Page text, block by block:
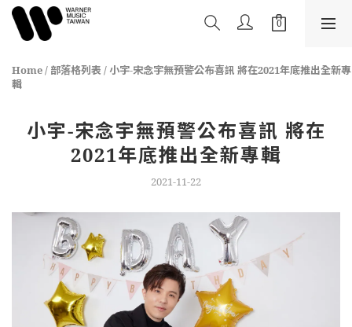
Home/ 部落格列表 / 小宇-宋念宇無預警公布喜訊 將在2021年底推出全新專
輯
小宇-宋念宇無預警公布喜訊 將在
2021年底推出全新專輯
2021-11-22